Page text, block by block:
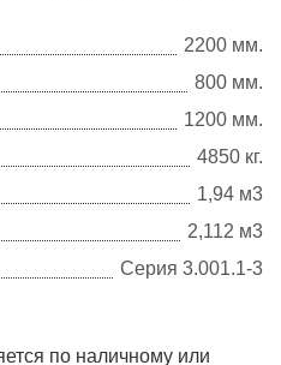
2200 мм.
800 мм.
1200 мм.
4850 кг.
1,94 м3
2,112 м3
Серия 3.001.1-3
по наличному или